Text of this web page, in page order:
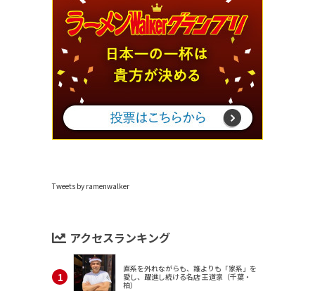
Tweets by ramenwalker
アクセスランキング
直系を外れながらも、誰よりも「家系」を
愛し、躍進し続ける名店 王道家（千葉・
柏）